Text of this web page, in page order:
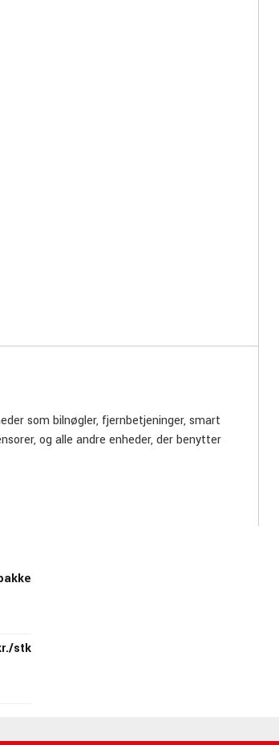
som bilnøgler, fjernbetjeninger, smart
og alle andre enheder, der benytter
når de opbevares korrekt på et køligt
forhold og fungerer pålideligt fra
stk